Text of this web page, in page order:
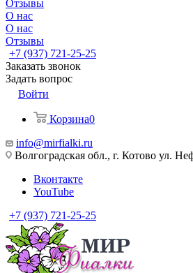
Отзывы
О нас
О нас
Отзывы
+7 (937) 721-25-25
Заказать звонок
Задать вопрос
Войти
Корзина0
info@mirfialki.ru
Волгоградская обл., г. Котово ул.
Вконтакте
YouTube
+7 (937) 721-25-25